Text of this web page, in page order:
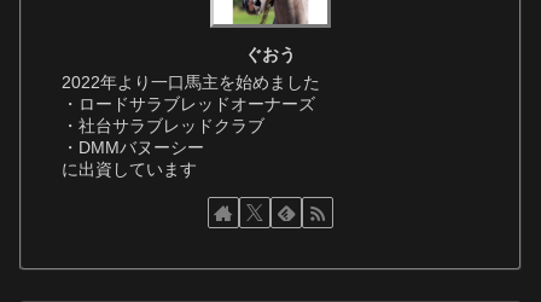
ぐおう
2022年より一口馬主を始めました
・ロードサラブレッドオーナーズ
・社台サラブレッドクラブ
・DMMバヌーシー
に出資しています